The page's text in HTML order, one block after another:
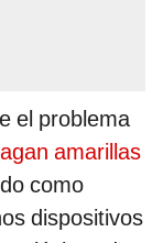
el problema
amarillas
como
dispositivos